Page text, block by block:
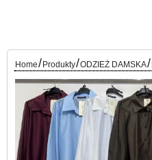
Home/ Produkty/ODZIEŻ DAMSKA/